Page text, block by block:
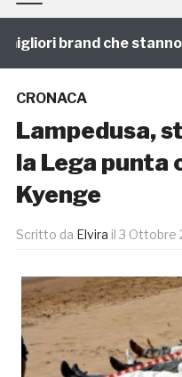
brand che stanno
CRONACA
Lampedusa,
la Lega punta
Kyenge
Scritto da Elvira il 3 Ottobre